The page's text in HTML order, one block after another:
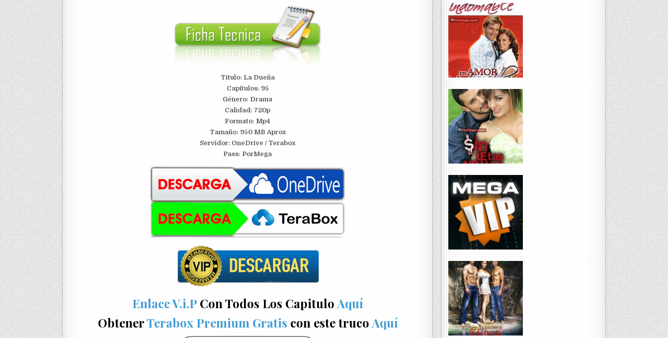
Titulo: La Dueña
Capítulos: 95
Género: Drama
Calidad: 720p
Formato: Mp4
Tamaño: 950 MB Aprox
Servidor: OneDrive / Terabox
Pass: PorMega
Enlace V.i.P Con Todos Los CapituloAquí
ObtenerTerabox Premium Gratis con este truco Aquí